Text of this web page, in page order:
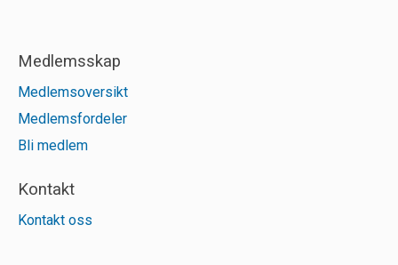
Medlemsskap
Medlemsoversikt
Medlemsfordeler
Bli medlem
Kontakt
Kontakt oss